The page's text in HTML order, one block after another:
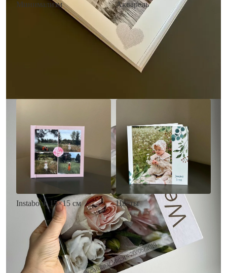
Минимализм Акварель
• Декор в стиле
акварельных красок
• Выбор цвета фона
• Загрузка фото и текста
Заказать
Instabook 15×15 см
• Декор на выбор
• Выбор цвета фона
• Загрузка фото и текста
Заказать
Цветы
• Декор цветы
• Выбор цвета фона
• Загрузка фото и текста
Заказать